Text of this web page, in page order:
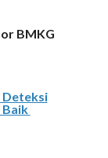
BMKG
Deteksi
Baik